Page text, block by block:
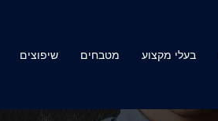
בעלי מקצוע מטבחים שיפוצים